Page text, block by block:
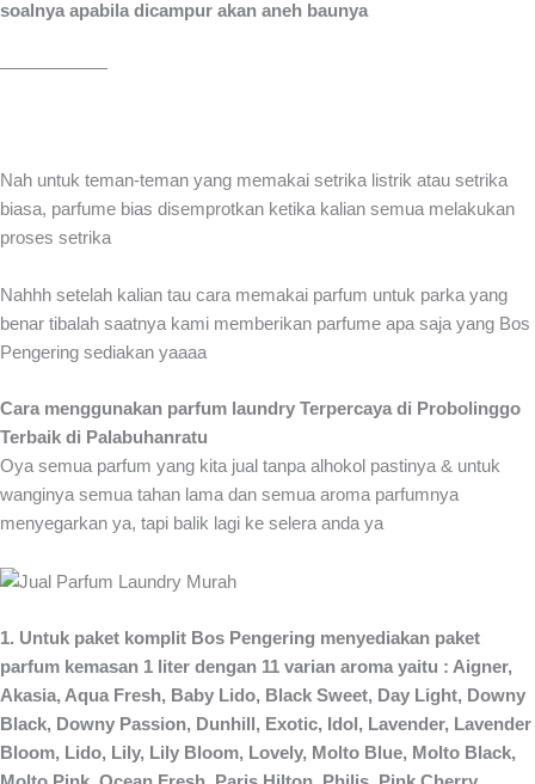
soalnya apabila dicampur akan aneh baunya
——————
Nah untuk teman-teman yang memakai setrika listrik atau setrika
biasa, parfume bias disemprotkan ketika kalian semua melakukan
proses setrika
Nahhh setelah kalian tau cara memakai parfum untuk parka yang
benar tibalah saatnya kami memberikan parfume apa saja yang Bos
Pengering sediakan yaaaa
Cara menggunakan parfum laundry Terpercaya di Probolinggo
Terbaik di Palabuhanratu
Oya semua parfum yang kita jual tanpa alhokol pastinya & untuk
wanginya semua tahan lama dan semua aroma parfumnya
menyegarkan ya, tapi balik lagi ke selera anda ya
1. Untuk paket komplit Bos Pengering menyediakan paket
parfum kemasan 1 liter dengan 11 varian aroma yaitu : Aigner,
Akasia, Aqua Fresh, Baby Lido, Black Sweet, Day Light, Downy
Black, Downy Passion, Dunhill, Exotic, Idol, Lavender, Lavender
Bloom, Lido, Lily, Lily Bloom, Lovely, Molto Blue, Molto Black,